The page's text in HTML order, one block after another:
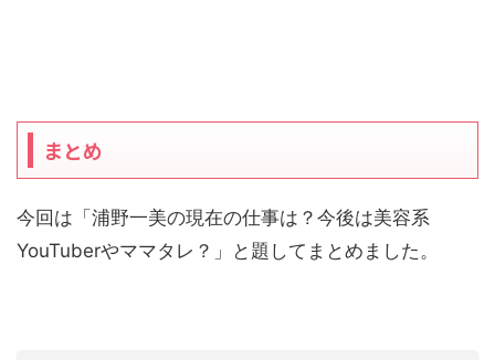
まとめ
今回は「浦野一美の現在の仕事は？今後は美容系
YouTuberやママタレ？」と題してまとめました。